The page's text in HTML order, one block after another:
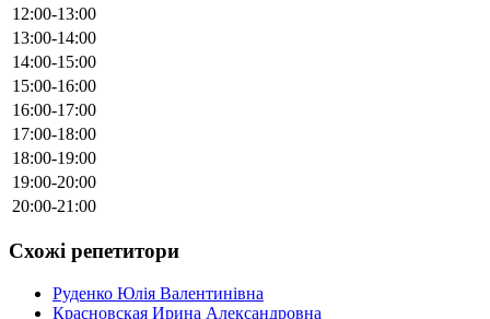
12:00-13:00
13:00-14:00
14:00-15:00
15:00-16:00
16:00-17:00
17:00-18:00
18:00-19:00
19:00-20:00
20:00-21:00
Схожі репетитори
Руденко Юлія Валентинівна
Красновская Ирина Александровна